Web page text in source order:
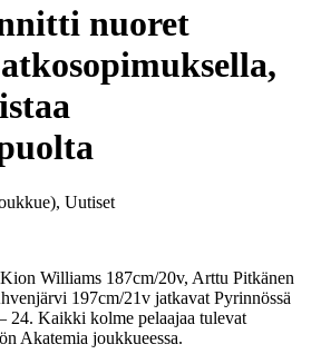
nuoret
Uutiset
Williams 187cm/20v, Arttu Pitkänen
197cm/21v jatkavat Pyrinnössä
24. Kaikki kolme pelaajaa tulevat
Akatemia joukkueessa.